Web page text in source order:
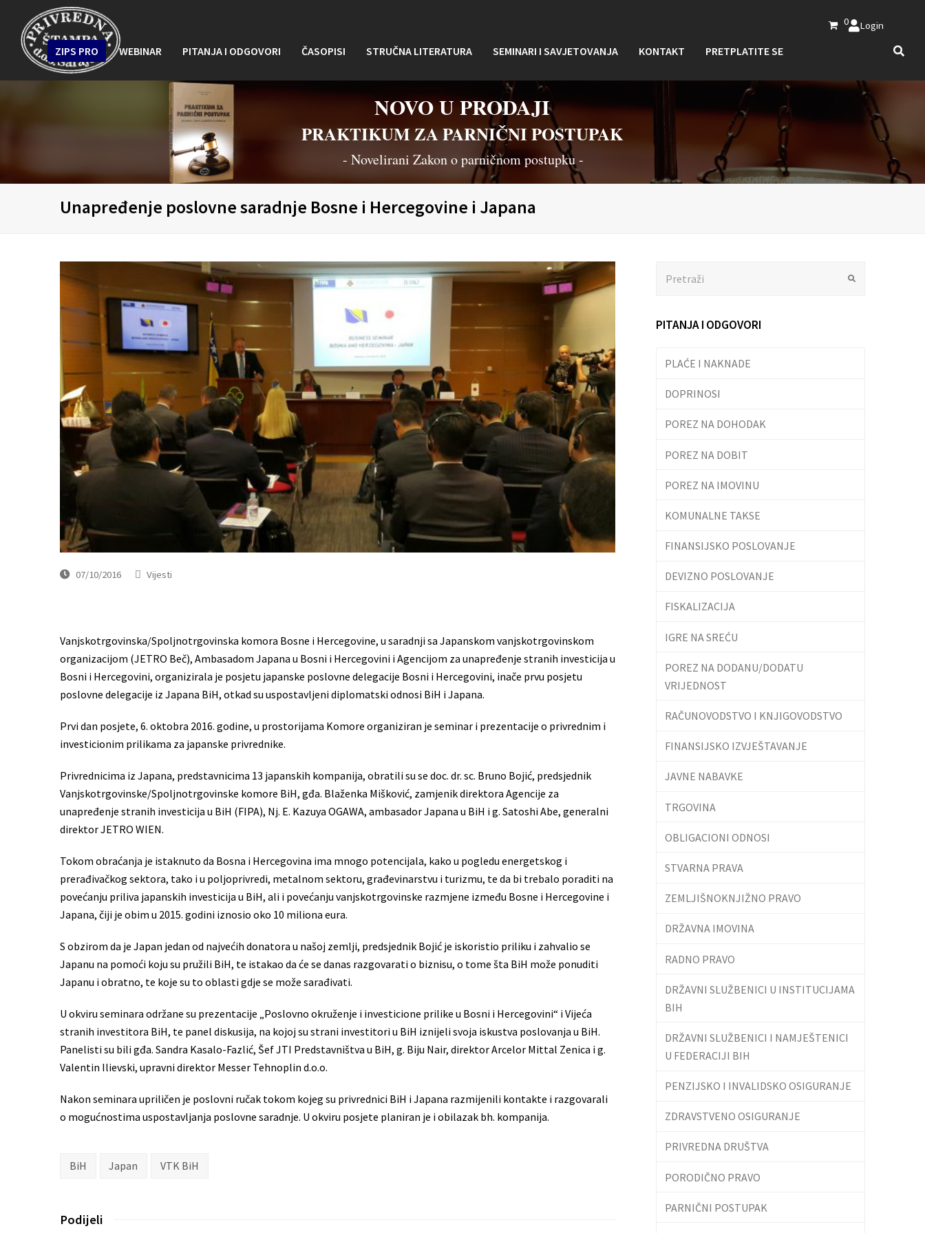
0 Login
ZIPS PRO WEBINAR PITANJA I ODGOVORI ČASOPISI STRUČNA LITERATURA SEMINARI I SAVJETOVANJA KONTAKT PRETPLATITE SE
NOVO U PRODAJI
PRAKTIKUM ZA PARNIČNI POSTUPAK
- Novelirani Zakon o parničnom postupku -
Unapređenje poslovne saradnje Bosne i Hercegovine i Japana
07/10/2016 Vijesti
Vanjskotrgovinska/Spoljnotrgovinska komora Bosne i Hercegovine, u saradnji sa Japanskom vanjskotrgovinskom
organizacijom (JETRO Beč), Ambasadom Japana u Bosni i Hercegovini i Agencijom za unapređenje stranih investicija u
Bosni i Hercegovini, organizirala je posjetu japanske poslovne delegacije Bosni i Hercegovini, inače prvu posjetu
poslovne delegacije iz Japana BiH, otkad su uspostavljeni diplomatski odnosi BiH i Japana.
Prvi dan posjete, 6. oktobra 2016. godine, u prostorijama Komore organiziran je seminar i prezentacije o privrednim i
investicionim prilikama za japanske privrednike.
Privrednicima iz Japana, predstavnicima 13 japanskih kompanija, obratili su se doc. dr. sc. Bruno Bojić, predsjednik
Vanjskotrgovinske/Spoljnotrgovinske komore BiH, gđa. Blaženka Mišković, zamjenik direktora Agencije za
unapređenje stranih investicija u BiH (FIPA), Nj. E. Kazuya OGAWA, ambasador Japana u BiH i g. Satoshi Abe, generalni
direktor JETRO WIEN.
Tokom obraćanja je istaknuto da Bosna i Hercegovina ima mnogo potencijala, kako u pogledu energetskog i
prerađivačkog sektora, tako i u poljoprivredi, metalnom sektoru, građevinarstvu i turizmu, te da bi trebalo poraditi na
povećanju priliva japanskih investicija u BiH, ali i povećanju vanjskotrgovinske razmjene između Bosne i Hercegovine i
Japana, čiji je obim u 2015. godini iznosio oko 10 miliona eura.
S obzirom da je Japan jedan od najvećih donatora u našoj zemlji, predsjednik Bojić je iskoristio priliku i zahvalio se
Japanu na pomoći koju su pružili BiH, te istakao da će se danas razgovarati o biznisu, o tome šta BiH može ponuditi
Japanu i obratno, te koje su to oblasti gdje se može sarađivati.
U okviru seminara održane su prezentacije „Poslovno okruženje i investicione prilike u Bosni i Hercegovini“ i Vijeća
stranih investitora BiH, te panel diskusija, na kojoj su strani investitori u BiH iznijeli svoja iskustva poslovanja u BiH.
Panelisti su bili gđa. Sandra Kasalo-Fazlić, Šef JTI Predstavništva u BiH, g. Biju Nair, direktor Arcelor Mittal Zenica i g.
Valentin Ilievski, upravni direktor Messer Tehnoplin d.o.o.
Nakon seminara upriličen je poslovni ručak tokom kojeg su privrednici BiH i Japana razmijenili kontakte i razgovarali
o mogućnostima uspostavljanja poslovne saradnje. U okviru posjete planiran je i obilazak bh. kompanija.
BiH Japan VTK BiH
Podijeli
PITANJA I ODGOVORI
PLAĆE I NAKNADE
DOPRINOSI
POREZ NA DOHODAK
POREZ NA DOBIT
POREZ NA IMOVINU
KOMUNALNE TAKSE
FINANSIJSKO POSLOVANJE
DEVIZNO POSLOVANJE
FISKALIZACIJA
IGRE NA SREĆU
POREZ NA DODANU/DODATU
VRIJEDNOST
RAČUNOVODSTVO I KNJIGOVODSTVO
FINANSIJSKO IZVJEŠTAVANJE
JAVNE NABAVKE
TRGOVINA
OBLIGACIONI ODNOSI
STVARNA PRAVA
ZEMLJIŠNOKNJIŽNO PRAVO
DRŽAVNA IMOVINA
RADNO PRAVO
DRŽAVNI SLUŽBENICI U INSTITUCIJAMA
BIH
DRŽAVNI SLUŽBENICI I NAMJEŠTENICI
U FEDERACIJI BIH
PENZIJSKO I INVALIDSKO OSIGURANJE
ZDRAVSTVENO OSIGURANJE
PRIVREDNA DRUŠTVA
PORODIČNO PRAVO
PARNIČNI POSTUPAK